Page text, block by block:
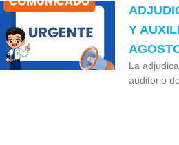
Y
La
auditorio